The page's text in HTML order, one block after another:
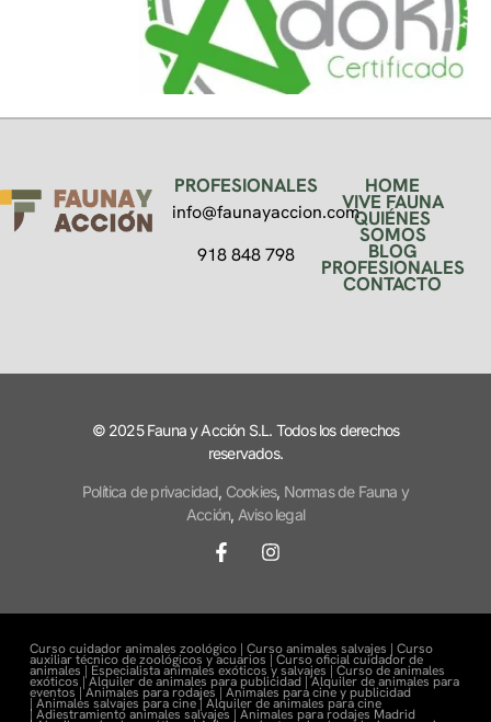
PROFESIONALES
info@faunayaccion.com
918 848 798
HOME
VIVE FAUNA
QUIÉNES
SOMOS
BLOG
PROFESIONALES
CONTACTO
© 2025 Fauna y Acción S.L. Todos los derechos
reservados.
Política de privacidad, Cookies, Normas de Fauna y
Acción, Aviso legal
Curso cuidador animales zoológico | Curso animales salvajes | Curso
auxiliar técnico de zoológicos y acuarios |Curso oficial cuidador de
animales |Especialista animales exóticos y salvajes |Curso de animales
exóticos |Alquiler de animales para publicidad |Alquiler de animales para
eventos |Animales para rodajes |Animales para cine y publicidad
|Animales salvajes para cine |Alquiler de animales para cine
| Adiestramiento animales salvajes |Animales para rodajes Madrid